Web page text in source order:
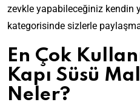
zevkle yapabileceğiniz kendin
kategorisinde sizlerle
En Çok
Kapı Süsü
Neler?